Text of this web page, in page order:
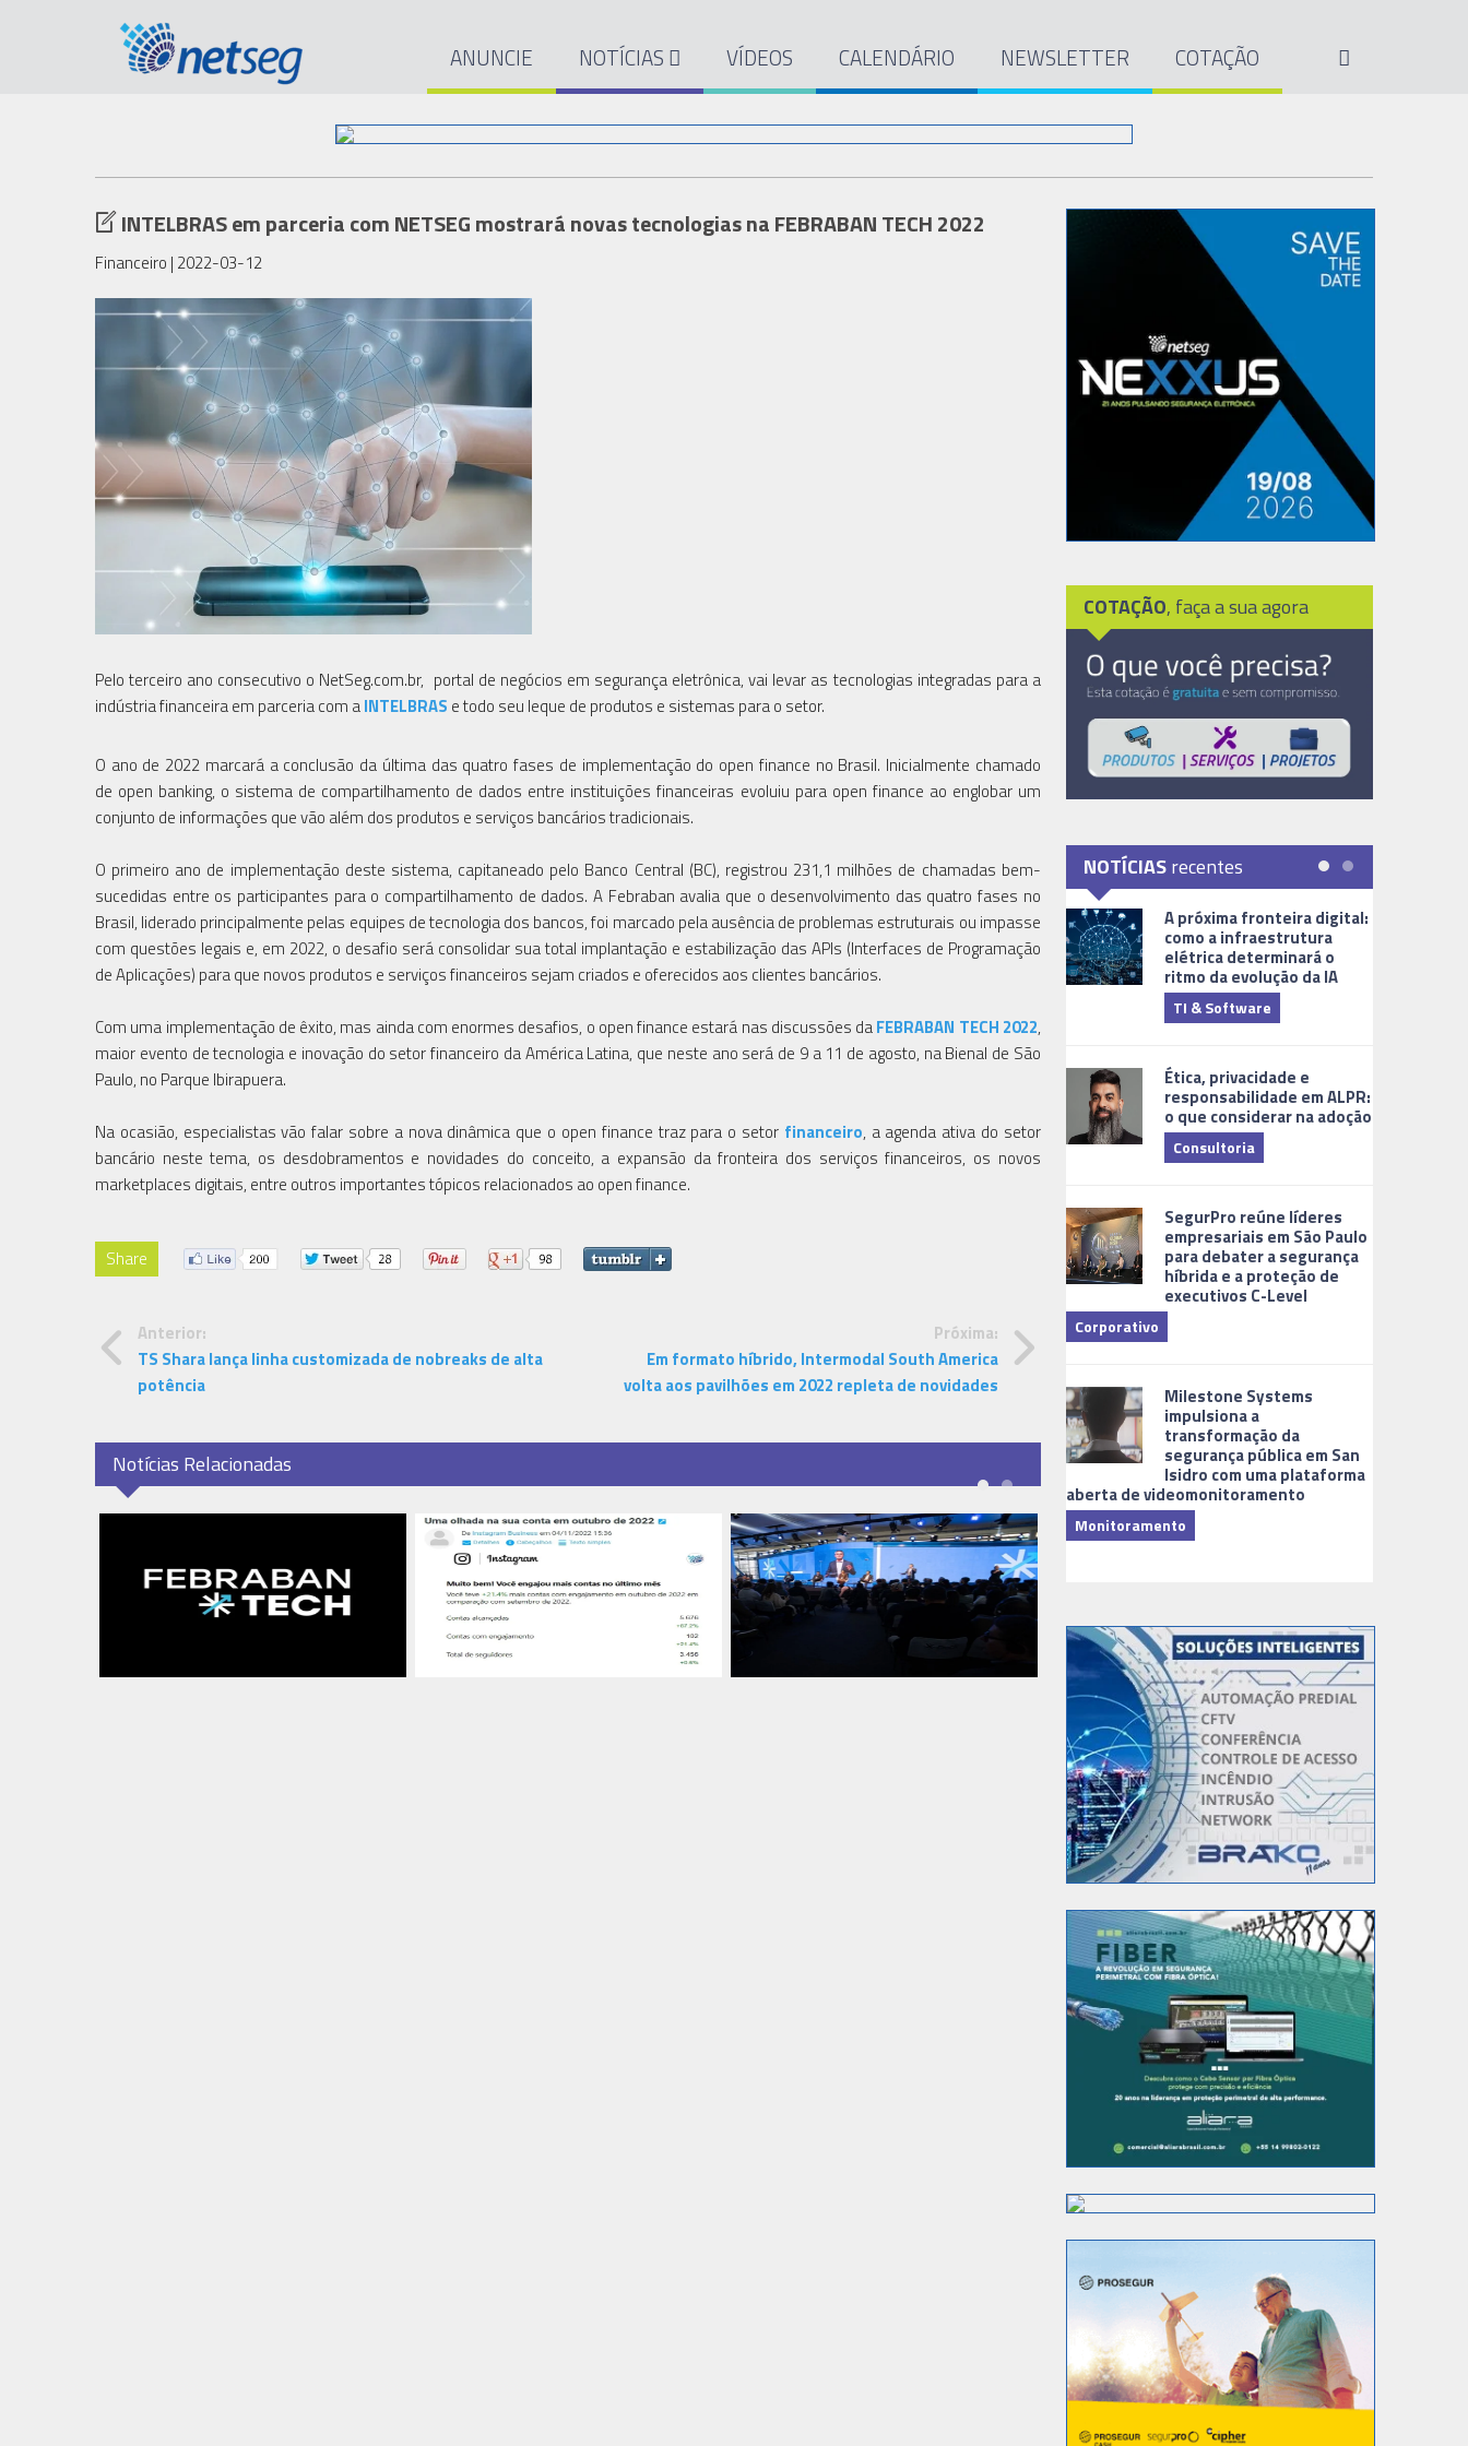
ANUNCIE NOTÍCIAS VÍDEOS CALENDÁRIO NEWSLETTER COTAÇÃO
INTELBRAS em parceria com NETSEG mostrará novas tecnologias na FEBRABAN TECH 2022
Financeiro | 2022-03-12
Pelo terceiro ano consecutivo o NetSeg.com.br, portal de negócios em segurança eletrônica, vai levar as tecnologias integradas para a
indústria financeira em parceria com aINTELBRAS e todo seu leque de produtos e sistemas para o setor.
O ano de 2022 marcará a conclusão da última das quatro fases de implementação do open finance no Brasil. Inicialmente chamado
de open banking, o sistema de compartilhamento de dados entre instituições financeiras evoluiu para open finance ao englobar um
conjunto de informações que vão além dos produtos e serviços bancários tradicionais.
O primeiro ano de implementação deste sistema, capitaneado pelo Banco Central (BC), registrou 231,1 milhões de chamadas bem-
sucedidas entre os participantes para o compartilhamento de dados. A Febraban avalia que o desenvolvimento das quatro fases no
Brasil, liderado principalmente pelas equipes de tecnologia dos bancos, foi marcado pela ausência de problemas estruturais ou impasse
com questões legais e, em 2022, o desafio será consolidar sua total implantação e estabilização das APIs (Interfaces de Programação
de Aplicações) para que novos produtos e serviços financeiros sejam criados e oferecidos aos clientes bancários.
Com uma implementação de êxito, mas ainda com enormes desafios, o open finance estará nas discussões daFEBRABAN TECH 2022,
maior evento de tecnologia e inovação do setor financeiro da América Latina, que neste ano será de 9 a 11 de agosto, na Bienal de São
Paulo, no Parque Ibirapuera.
Na ocasião, especialistas vão falar sobre a nova dinâmica que o open finance traz para o setor financeiro, a agenda ativa do setor
bancário neste tema, os desdobramentos e novidades do conceito, a expansão da fronteira dos serviços financeiros, os novos
marketplaces digitais, entre outros importantes tópicos relacionados ao open finance.
Share
Anterior:
TS Shara lança linha customizada de nobreaks de alta
potência
Próxima:
Em formato híbrido, Intermodal South America
volta aos pavilhões em 2022 repleta de novidades
Notícias Relacionadas
COTAÇÃO, faça a sua agora
NOTÍCIASrecentes
A próxima fronteira digital:
como a infraestrutura
elétrica determinará o
ritmo da evolução da IA
TI & Software
Ética, privacidade e
responsabilidade em ALPR:
o que considerar na adoção
Consultoria
SegurPro reúne líderes
empresariais em São Paulo
para debater a segurança
híbrida e a proteção de
executivos C-Level
Corporativo
Milestone Systems
impulsiona a
transformação da
segurança pública em San
Isidro com uma plataforma
aberta de videomonitoramento
Monitoramento